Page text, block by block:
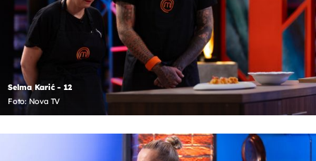
Selma Karić - 12
Foto: Nova TV